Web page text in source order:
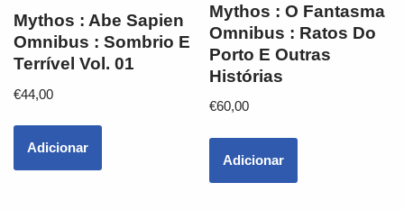
Mythos : Abe Sapien
Omnibus : Sombrio E
Terrível Vol. 01
€44,00
Adicionar
Mythos : O Fantasma
Omnibus : Ratos Do
Porto E Outras
Histórias
€60,00
Adicionar